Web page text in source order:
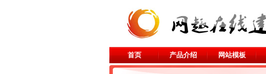
首页 产品介绍 网站模板